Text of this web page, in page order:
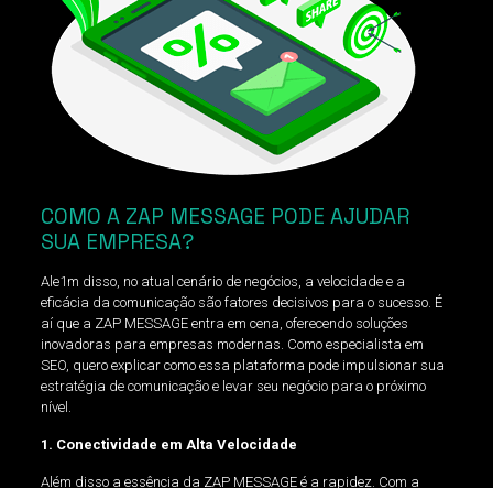
COMO A ZAP MESSAGE PODE AJUDAR
SUA EMPRESA?
Ale1m disso, no atual cenário de negócios, a velocidade e a
eficácia da comunicação são fatores decisivos para o sucesso. É
aí que a ZAP MESSAGE entra em cena, oferecendo soluções
inovadoras para empresas modernas. Como especialista em
SEO, quero explicar como essa plataforma pode impulsionar sua
estratégia de comunicação e levar seu negócio para o próximo
nível.
1. Conectividade em Alta Velocidade
Além disso a essência da ZAP MESSAGE é a rapidez. Com a